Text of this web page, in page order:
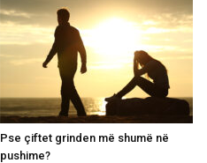
Pse çiftet grinden më shumë në
pushime?